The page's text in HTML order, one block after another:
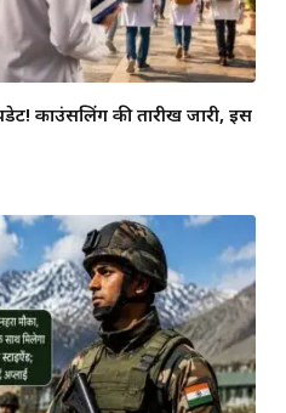
काउंसलिंग की तारीख जारी, इस